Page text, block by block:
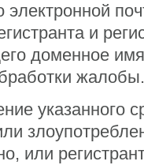
электронной
и
доменное
жалобы.
указанного
или